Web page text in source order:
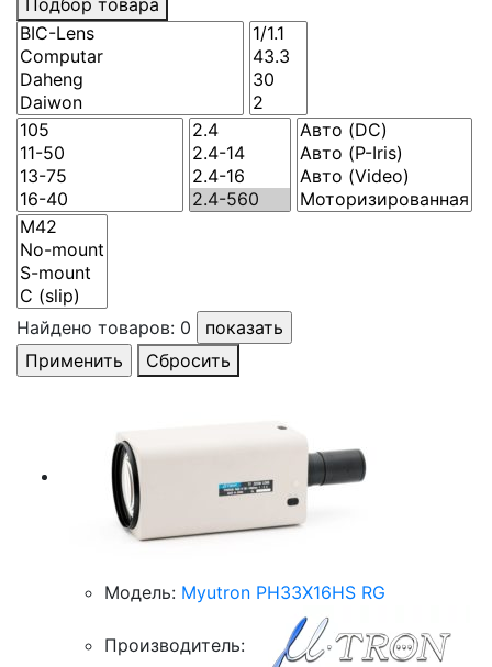
Подбор товара
Найдено товаров: 0
Сбросить
Модель: Myutron PH33X16HS RG
Производитель: